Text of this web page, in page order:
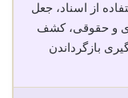
از اسناد، جعل
و حقوقی، کشف
بازگرداندن